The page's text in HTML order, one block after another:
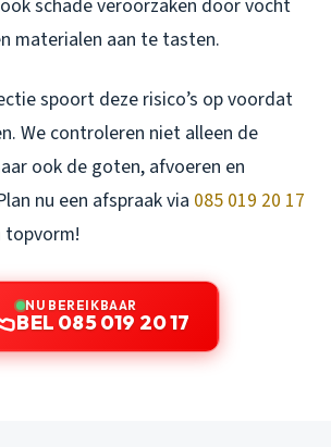
schade veroorzaken door vocht
materialen aan te tasten.
spoort deze risico’s op voordat
We controleren niet alleen de
ook de goten, afvoeren en
nu een afspraak via 085 019 20 17
topvorm!
NU BEREIKBAAR
BEL 085 019 20 17